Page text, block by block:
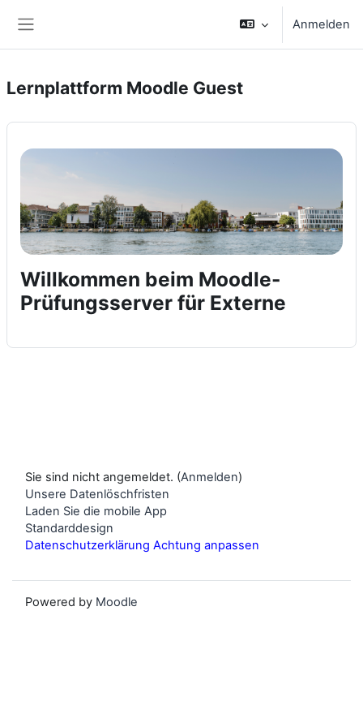
Anmelden
Lernplattform Moodle Guest
Willkommen beim Moodle-
Prüfungsserver für Externe
Sie sind nicht angemeldet. (Anmelden)
Unsere Datenlöschfristen
Laden Sie die mobile App
Standarddesign
Datenschutzerklärung Achtung anpassen
Powered by Moodle